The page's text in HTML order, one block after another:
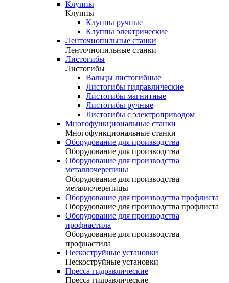
Клуппы
Клуппы
Клуппы ручные
Клуппы электрические
Ленточнопильные станки
Ленточнопильные станки
Листогибы
Листогибы
Вальцы листогибные
Листогибы гидравлические
Листогибы магнитные
Листогибы ручные
Листогибы с электроприводом
Многофункциональные станки
Многофункциональные станки
Оборудование для производства
Оборудование для производства
Оборудование для производства
металлочерепицы
Оборудование для производства
металлочерепицы
Оборудование для производства профлиста
Оборудование для производства профлиста
Оборудование для производства
профнастила
Оборудование для производства
профнастила
Пескоструйные установки
Пескоструйные установки
Пресса гидравлические
Пресса гидравлические